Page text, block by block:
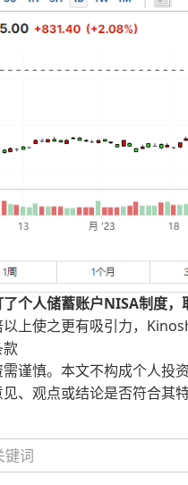
个人储蓄账户NISA制度，
上使之更有吸引力，
款
谨慎。本文不构成个人投
、观点或结论是否符合其